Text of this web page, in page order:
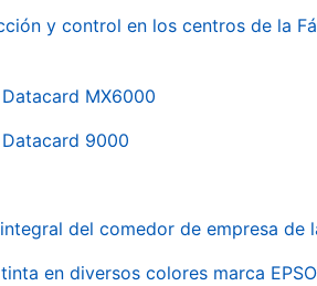
y control en los centros de la
MX6000
9000
del comedor de empresa de
en diversos colores marca